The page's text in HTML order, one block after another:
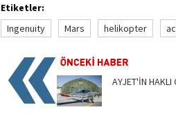
Etiketler:
Ingenuity
Mars helikopter
AYJET'İN HAKLI